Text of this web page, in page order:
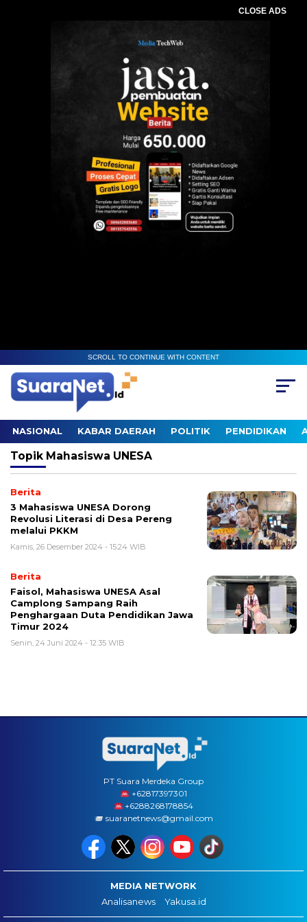
CLOSE ADS
SCROLL TO CONTINUE WITH CONTENT
NASIONAL KABAR DAERAH POLITIK PENDIDIKAN
Topik Mahasiswa UNESA
Berita
3 Mahasiswa UNESA Dorong
Revolusi Literasi di Desa Pereng
melalui PKKM
Kamis, 26 Desember 2024 - 15:24 WIB
Berita
Faisol, Mahasiswa UNESA Asal
Camplong Sampang Raih
Penghargaan Duta Pendidikan Jawa
Timur 2024
Senin, 24 Juni 2024 - 12:35 WIB
PT Suara Merdeka Group
‪+62817397301
+6288268178854
suaranetnews@gmail.com
MEDIA NETWORK
Analisanews
Yakusa.id